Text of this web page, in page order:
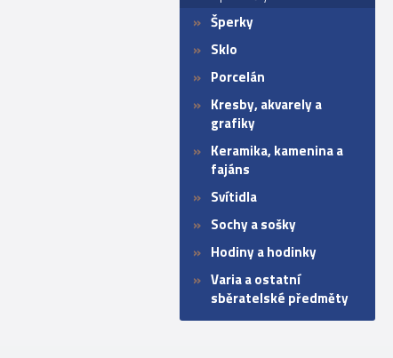
Šperky
Sklo
Porcelán
Kresby, akvarely a
grafiky
Keramika, kamenina a
fajáns
Svítidla
Sochy a sošky
Hodiny a hodinky
Varia a ostatní
sběratelské předměty